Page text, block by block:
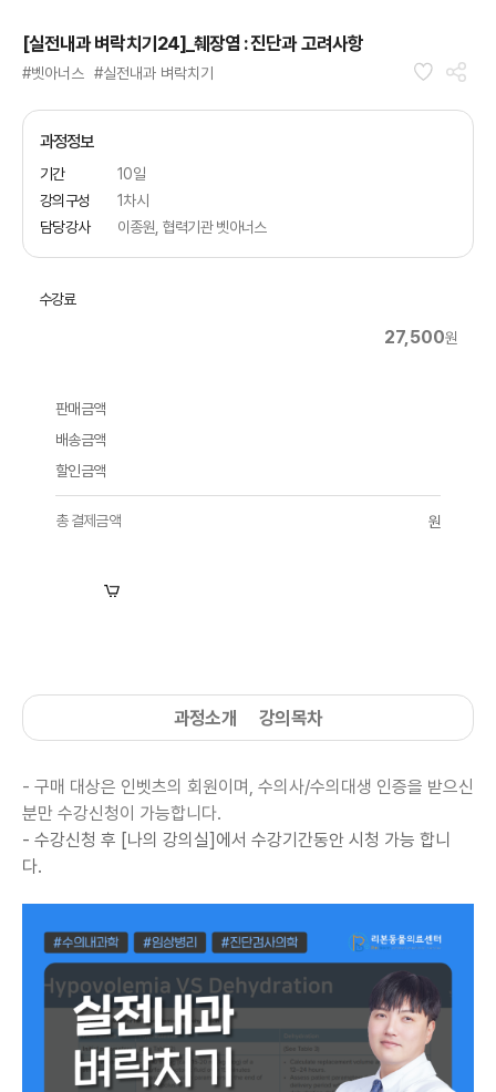
[실전내과 벼락치기24]_췌장염 : 진단과 고려사항
#벳아너스 #실전내과 벼락치기
과정정보
기간
10일
강의구성
1차시
담당강사
이종원, 협력기관 벳아너스
수강료
27,500원
판매금액
배송금액
할인금액
총 결제금액 원
과정소개 강의목차
- 구매 대상은 인벳츠의 회원이며, 수의사/수의대생 인증을 받으신
분만 수강신청이 가능합니다.
- 수강신청 후 [나의 강의실]에서 수강기간동안 시청 가능 합니
다.